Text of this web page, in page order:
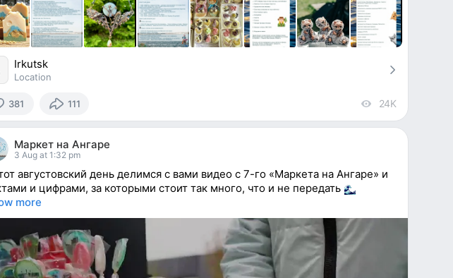
Irkutsk
Location
381 111 24K
Маркет на Ангаре
3 Aug at 1:32 pm
августовский день делимся с вами видео с 7-го «Маркета на Ангаре» и
и цифрами, за которыми стоит так много, что и не передать
more